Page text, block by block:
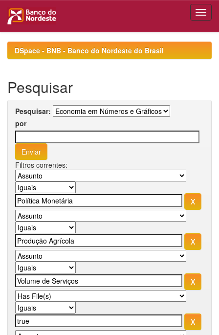
navigationDSpace - BNB - Banco do Nordeste do Brasil
Pesquisar
Pesquisar:
por
Filtros correntes: